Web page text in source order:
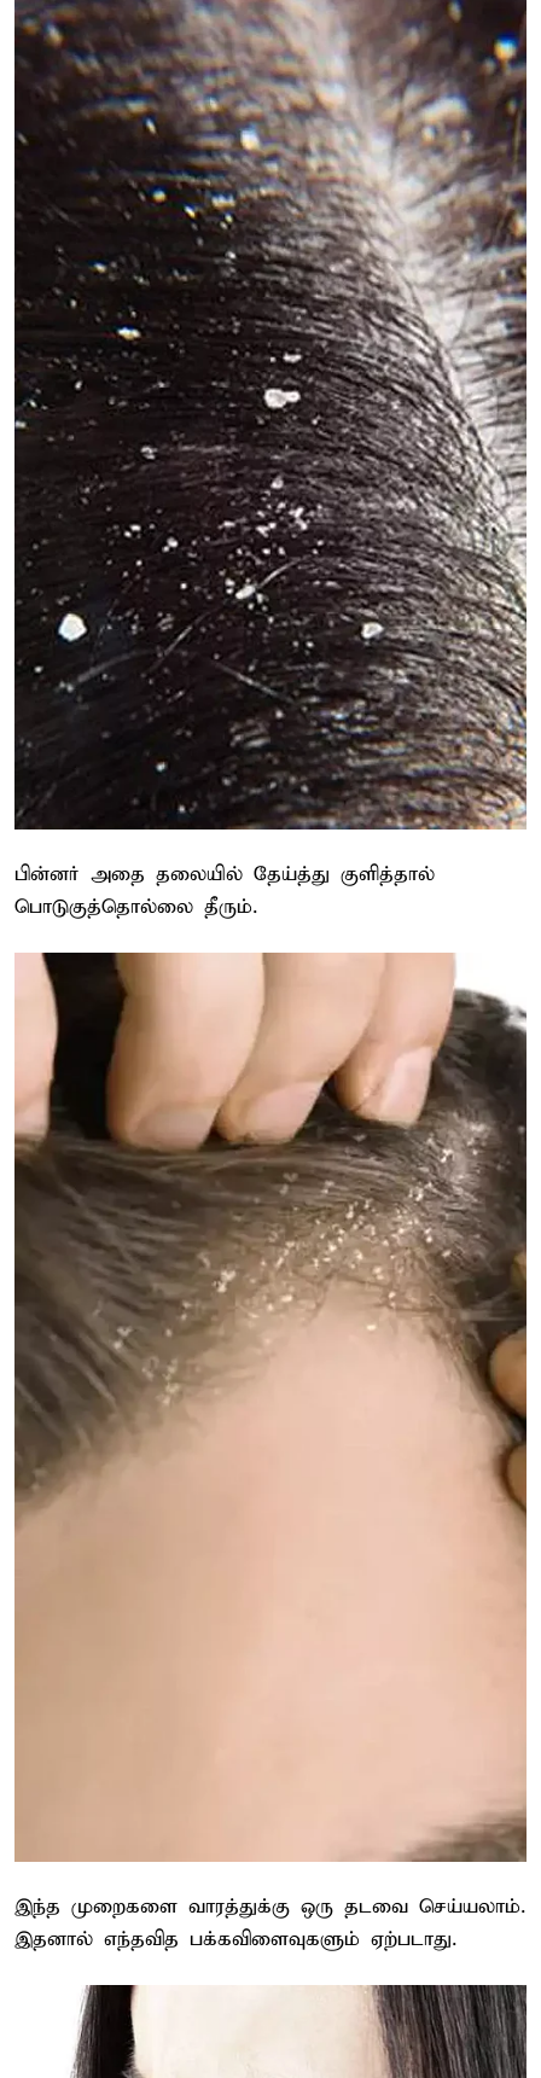
பின்னர் அதை தலையில் தேய்த்து குளித்தால்
பொடுகுத்தொல்லை தீரும்.
இந்த முறைகளை வாரத்துக்கு ஒரு தடவை செய்யலாம்.
இதனால் எந்தவித பக்கவிளைவுகளும் ஏற்படாது.